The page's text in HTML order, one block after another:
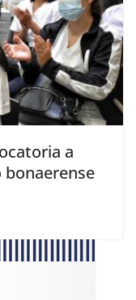
a
bonaerense